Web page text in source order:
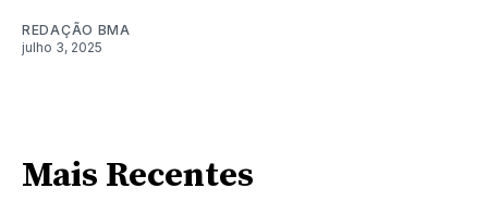
REDAÇÃO BMA
julho 3, 2025
Mais Recentes